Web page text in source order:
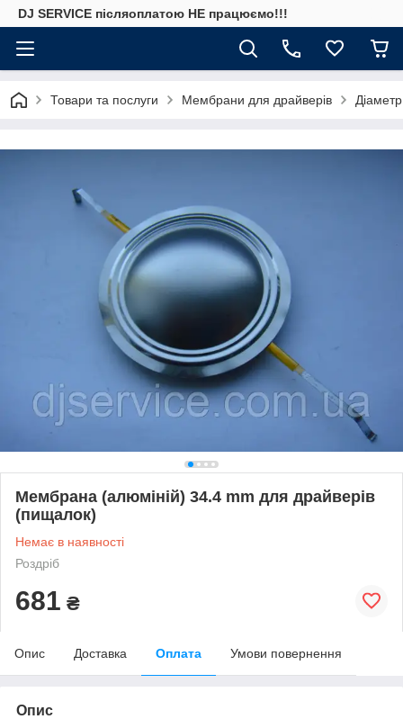
DJ SERVICE пiсляоплатою НЕ працюємо!!!
Товари та послуги Мембрани для драйверів
Мембрана (алюміній) 34.4 mm для драйверів
(пищалок)
Немає в наявності
Роздріб
681 ₴
Опис Доставка Оплата Умови повернення
Опис